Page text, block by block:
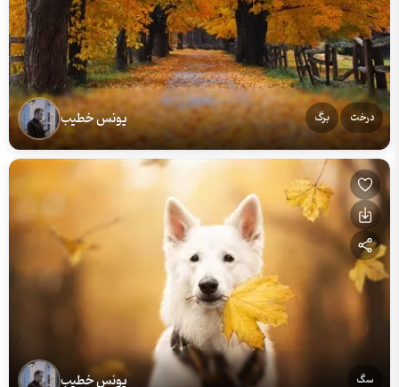
درخت برگ یونس خطیب
سگ یونس خطیب